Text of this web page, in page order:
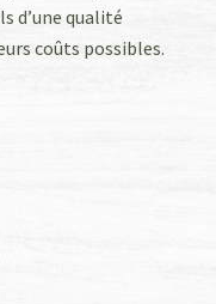
d’une qualité
coûts possibles.